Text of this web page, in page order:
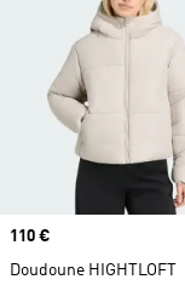
Prix
110 €
Doudoune HIGHTLOFT